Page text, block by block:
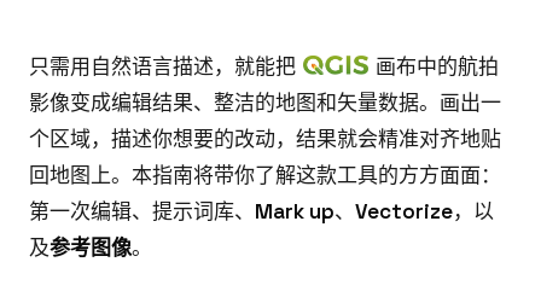
只需用自然语言描述，就能把
画布中的航拍
影像变成编辑结果、整洁的地图和矢量数据。画出一
个区域，描述你想要的改动，结果就会精准对齐地贴
回地图上。本指南将带你了解这款工具的方方面面：
第一次编辑、提示词库、 Mark up、 Vectorize，以
及参考图像。